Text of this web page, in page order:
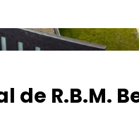
de R.B.M.